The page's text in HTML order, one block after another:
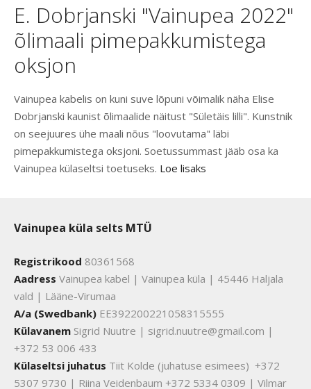
E. Dobrjanski "Vainupea 2022"
õlimaali pimepakkumistega
oksjon
Vainupea kabelis on kuni suve lõpuni võimalik näha Elise
Dobrjanski kaunist õlimaalide näitust "Sületäis lilli". Kunstnik
on seejuures ühe maali nõus "loovutama" läbi
pimepakkumistega oksjoni. Soetussummast jääb osa ka
Vainupea külaseltsi toetuseks. Loe lisaks
Vainupea küla selts MTÜ
Registrikood 80361568
Aadress Vainupea kabel | Vainupea küla | 45446 Haljala
vald | Lääne-Virumaa
A/a (Swedbank) EE392200221058315555
Külavanem Sigrid Nuutre | sigrid.nuutre@gmail.com |
+372 53 006 433
Külaseltsi juhatus Tiit Kolde (juhatuse esimees) +372
5307 9730 | Riina Veidenbaum +372 5334 0309 | Vilmar